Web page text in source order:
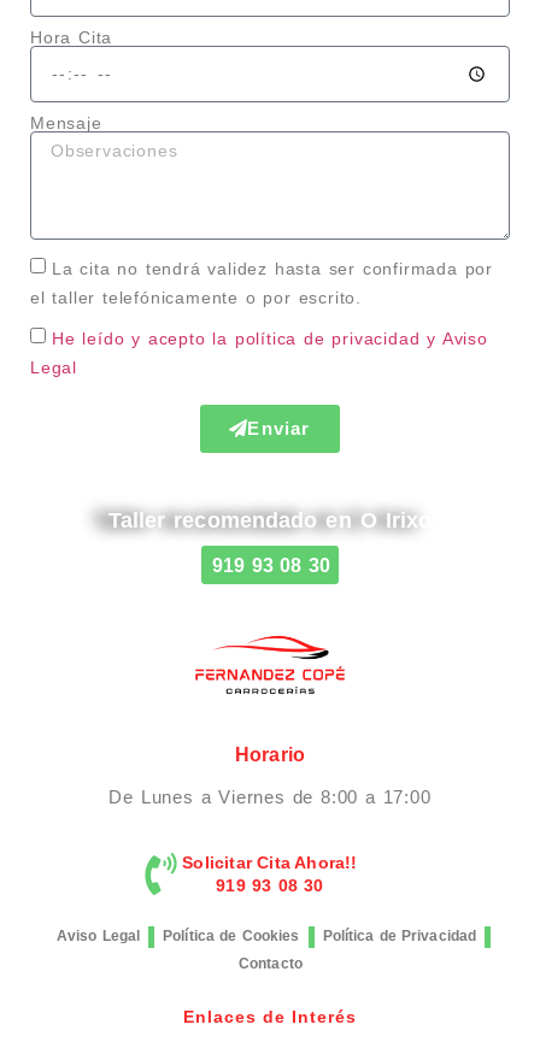
Hora Cita
Mensaje
La cita no tendrá validez hasta ser confirmada por
el taller telefónicamente o por escrito.
He leído y acepto la política de privacidad y Aviso
Legal
Enviar
Taller recomendado en O Irixo
919 93 08 30
Horario
De Lunes a Viernes de 8:00 a 17:00
Solicitar Cita Ahora!!
919 93 08 30
Aviso Legal Política de Cookies
Política de Privacidad
Contacto
Enlaces de Interés